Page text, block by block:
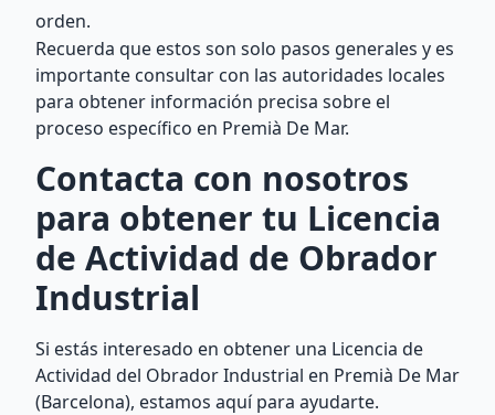
orden.
Recuerda que estos son solo pasos generales y es
importante consultar con las autoridades locales
para obtener información precisa sobre el
proceso específico en Premià De Mar.
Contacta con nosotros
para obtener tu Licencia
de Actividad de Obrador
Industrial
Si estás interesado en obtener una Licencia de
Actividad del Obrador Industrial en Premià De Mar
(Barcelona), estamos aquí para ayudarte.